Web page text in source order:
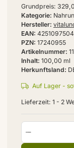
Inhalt 100,00 ml
Hersteller
Artikelnummer
PZN 17240955
EAN
Herkunftsland
Kategorie
Grundpreis:
Auf Lager -
Lieferzeit: 1 - 2